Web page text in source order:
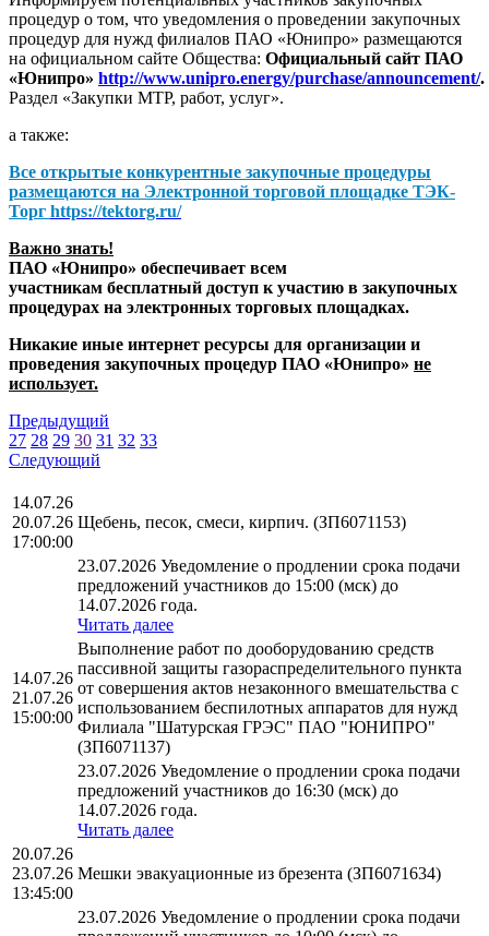
процедур о том, что уведомления о проведении закупочных
процедур для нужд филиалов ПАО «Юнипро» размещаются
на официальном сайте Общества: Официальный сайт ПАО
«Юнипро» http://www.unipro.energy/purchase/announcement/.
Раздел «Закупки МТР, работ, услуг».
а также:
Все открытые конкурентные закупочные процедуры
размещаются на Электронной торговой площадке ТЭК-
Торг https://tektorg.ru/
Важно знать!
ПАО «Юнипро» обеспечивает всем
участникам бесплатный доступ к участию в закупочных
процедурах на электронных торговых площадках.
Никакие иные интернет ресурсы для организации и
проведения закупочных процедур ПАО «Юнипро» не
использует.
Предыдущий
27 28 29 30 31 32 33
Следующий
14.07.26
20.07.26
17:00:00
Щебень, песок, смеси, кирпич. (ЗП6071153)
23.07.2026 Уведомление о продлении срока подачи
предложений участников до 15:00 (мск) до
14.07.2026 года.
Читать далее
14.07.26
21.07.26
15:00:00
Выполнение работ по дооборудованию средств
пассивной защиты газораспределительного пункта
от совершения актов незаконного вмешательства с
использованием беспилотных аппаратов для нужд
Филиала "Шатурская ГРЭС" ПАО "ЮНИПРО"
(ЗП6071137)
23.07.2026 Уведомление о продлении срока подачи
предложений участников до 16:30 (мск) до
14.07.2026 года.
Читать далее
20.07.26
23.07.26
13:45:00
Мешки эвакуационные из брезента (ЗП6071634)
23.07.2026 Уведомление о продлении срока подачи